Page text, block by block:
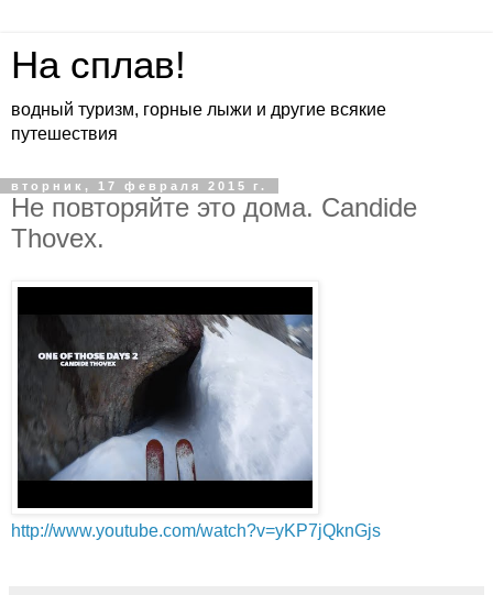
На сплав!
водный туризм, горные лыжи и другие всякие
путешествия
вторник, 17 февраля 2015 г.
Не повторяйте это дома. Candide
Thovex.
http://www.youtube.com/watch?v=yKP7jQknGjs